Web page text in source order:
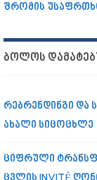
შრომის
ᲑᲝᲚᲝᲡ
რებრენდინგი და
ახალი სიცოცხლე
ციფრული